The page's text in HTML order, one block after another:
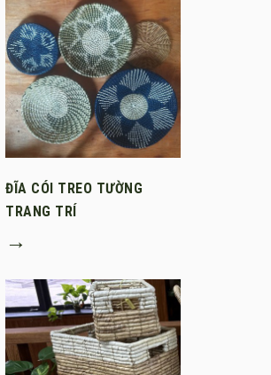
ĐĨA CÓI TREO TƯỜNG
TRANG TRÍ
→